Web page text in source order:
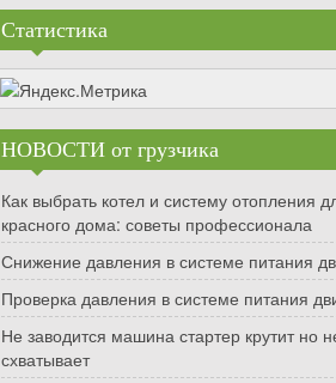
Статистика
НОВОСТИ от грузчика
Как выбрать котел и систему отопления
красного дома: советы профессионала
Снижение давления в системе питания
Проверка давления в системе питания
Не заводится машина стартер крутит но
схватывает